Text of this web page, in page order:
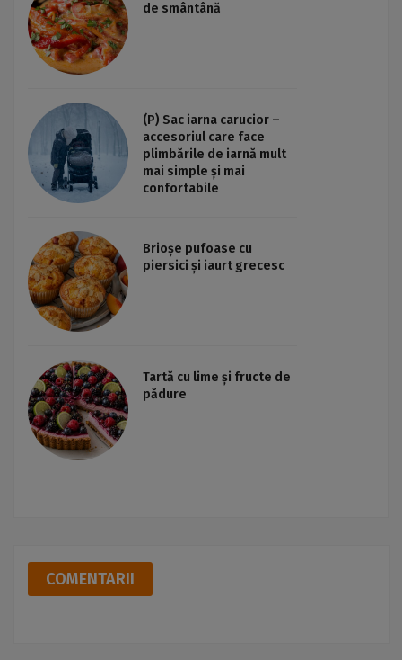
de smântână
(P) Sac iarna carucior –
accesoriul care face
plimbările de iarnă mult
mai simple și mai
confortabile
Brioșe pufoase cu
piersici și iaurt grecesc
Tartă cu lime și fructe de
pădure
COMENTARII